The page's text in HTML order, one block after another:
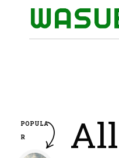
POPULA
R